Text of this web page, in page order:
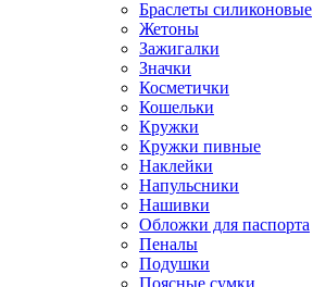
Браслеты силиконовые
Жетоны
Зажигалки
Значки
Косметички
Кошельки
Кружки
Кружки пивные
Наклейки
Напульсники
Нашивки
Обложки для паспорта
Пеналы
Подушки
Поясные сумки